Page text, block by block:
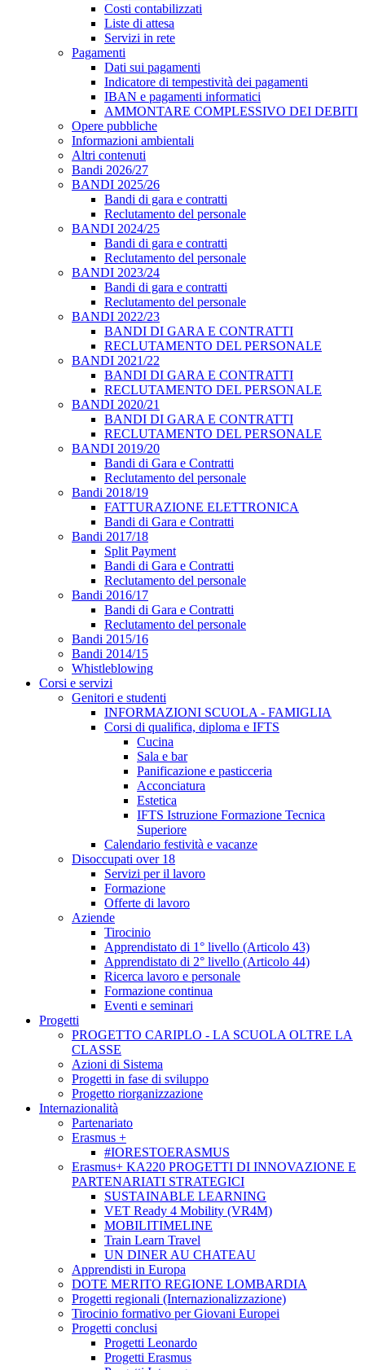
Costi contabilizzati
Liste di attesa
Servizi in rete
Pagamenti
Dati sui pagamenti
Indicatore di tempestività dei pagamenti
IBAN e pagamenti informatici
AMMONTARE COMPLESSIVO DEI DEBITI
Opere pubbliche
Informazioni ambientali
Altri contenuti
Bandi 2026/27
BANDI 2025/26
Bandi di gara e contratti
Reclutamento del personale
BANDI 2024/25
Bandi di gara e contratti
Reclutamento del personale
BANDI 2023/24
Bandi di gara e contratti
Reclutamento del personale
BANDI 2022/23
BANDI DI GARA E CONTRATTI
RECLUTAMENTO DEL PERSONALE
BANDI 2021/22
BANDI DI GARA E CONTRATTI
RECLUTAMENTO DEL PERSONALE
BANDI 2020/21
BANDI DI GARA E CONTRATTI
RECLUTAMENTO DEL PERSONALE
BANDI 2019/20
Bandi di Gara e Contratti
Reclutamento del personale
Bandi 2018/19
FATTURAZIONE ELETTRONICA
Bandi di Gara e Contratti
Bandi 2017/18
Split Payment
Bandi di Gara e Contratti
Reclutamento del personale
Bandi 2016/17
Bandi di Gara e Contratti
Reclutamento del personale
Bandi 2015/16
Bandi 2014/15
Whistleblowing
Corsi e servizi
Genitori e studenti
INFORMAZIONI SCUOLA - FAMIGLIA
Corsi di qualifica, diploma e IFTS
Cucina
Sala e bar
Panificazione e pasticceria
Acconciatura
Estetica
IFTS Istruzione Formazione Tecnica
Superiore
Calendario festività e vacanze
Disoccupati over 18
Servizi per il lavoro
Formazione
Offerte di lavoro
Aziende
Tirocinio
Apprendistato di 1° livello (Articolo 43)
Apprendistato di 2° livello (Articolo 44)
Ricerca lavoro e personale
Formazione continua
Eventi e seminari
Progetti
PROGETTO CARIPLO - LA SCUOLA OLTRE LA
CLASSE
Azioni di Sistema
Progetti in fase di sviluppo
Progetto riorganizzazione
Internazionalità
Partenariato
Erasmus +
#IORESTOERASMUS
Erasmus+ KA220 PROGETTI DI INNOVAZIONE E
PARTENARIATI STRATEGICI
SUSTAINABLE LEARNING
VET Ready 4 Mobility (VR4M)
MOBILITIMELINE
Train Learn Travel
UN DINER AU CHATEAU
Apprendisti in Europa
DOTE MERITO REGIONE LOMBARDIA
Progetti regionali (Internazionalizzazione)
Tirocinio formativo per Giovani Europei
Progetti conclusi
Progetti Leonardo
Progetti Erasmus